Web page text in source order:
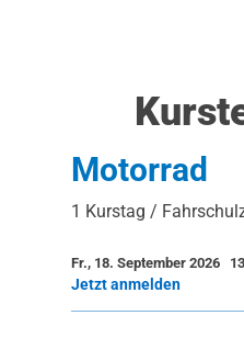
Motorrad
1 Kurstag /
Jetzt anmelden
Fr., 18. September 2026